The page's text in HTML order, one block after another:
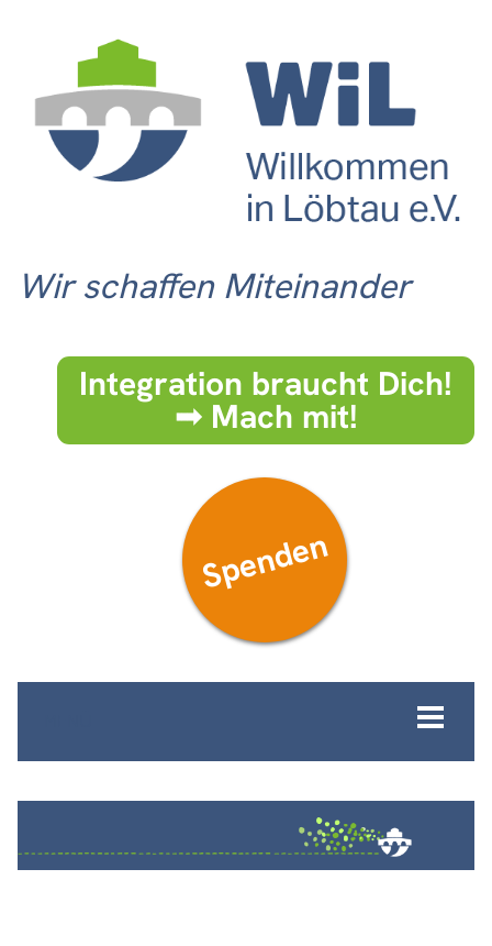
Wir schaffen Miteinander
Integration braucht Dich!
➟ Mach mit!
Spenden